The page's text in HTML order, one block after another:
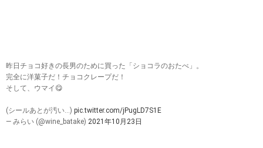
昨日チョコ好きの長男のために買った「ショコラのおたべ」。
完全に洋菓子だ！チョコクレープだ！
そして、ウマイ😋
(シールあとが汚い…) pic.twitter.com/jPugLD7S1E
— みらい (@wine_batake) 2021年10月23日